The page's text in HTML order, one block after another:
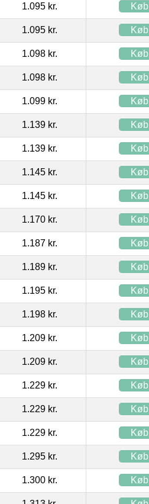
1.095 kr. Køb
1.095 kr. Køb
1.098 kr. Køb
1.098 kr. Køb
1.099 kr. Køb
1.139 kr. Køb
1.139 kr. Køb
1.145 kr. Køb
1.145 kr. Køb
1.170 kr. Køb
1.187 kr. Køb
1.189 kr. Køb
1.195 kr. Køb
1.198 kr. Køb
1.209 kr. Køb
1.209 kr. Køb
1.229 kr. Køb
1.229 kr. Køb
1.229 kr. Køb
1.295 kr. Køb
1.300 kr. Køb